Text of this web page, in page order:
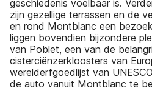
geschiedenis voelbaar is.
zijn gezellige terrassen en de
en rond Montblanc een
liggen bovendien bijzondere
van Poblet, een van de
cisterciënzerkloosters van
werelderfgoedlijst van
de auto vanuit Montblanc te